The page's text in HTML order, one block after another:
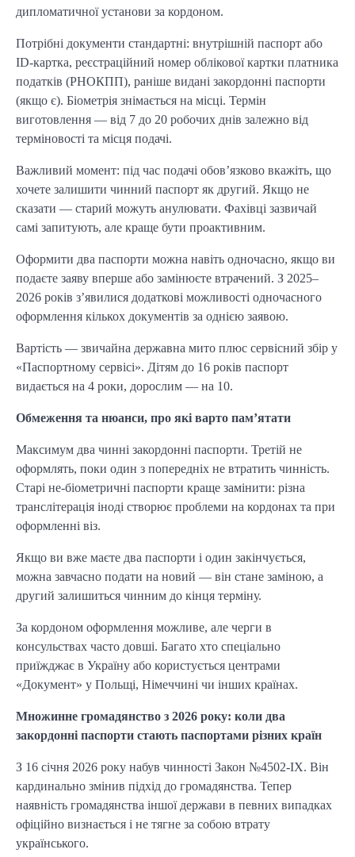
дипломатичної установи за кордоном.
Потрібні документи стандартні: внутрішній паспорт або
ID-картка, реєстраційний номер облікової картки платника
податків (РНОКПП), раніше видані закордонні паспорти
(якщо є). Біометрія знімається на місці. Термін
виготовлення — від 7 до 20 робочих днів залежно від
терміновості та місця подачі.
Важливий момент: під час подачі обов’язково вкажіть, що
хочете залишити чинний паспорт як другий. Якщо не
сказати — старий можуть анулювати. Фахівці зазвичай
самі запитують, але краще бути проактивним.
Оформити два паспорти можна навіть одночасно, якщо ви
подаєте заяву вперше або замінюєте втрачений. З 2025–
2026 років з’явилися додаткові можливості одночасного
оформлення кількох документів за однією заявою.
Вартість — звичайна державна мито плюс сервісний збір у
«Паспортному сервісі». Дітям до 16 років паспорт
видається на 4 роки, дорослим — на 10.
Обмеження та нюанси, про які варто пам’ятати
Максимум два чинні закордонні паспорти. Третій не
оформлять, поки один з попередніх не втратить чинність.
Старі не-біометричні паспорти краще замінити: різна
транслітерація іноді створює проблеми на кордонах та при
оформленні віз.
Якщо ви вже маєте два паспорти і один закінчується,
можна завчасно подати на новий — він стане заміною, а
другий залишиться чинним до кінця терміну.
За кордоном оформлення можливе, але черги в
консульствах часто довші. Багато хто спеціально
приїжджає в Україну або користується центрами
«Документ» у Польщі, Німеччині чи інших країнах.
Множинне громадянство з 2026 року: коли два
закордонні паспорти стають паспортами різних країн
З 16 січня 2026 року набув чинності Закон №4502-IX. Він
кардинально змінив підхід до громадянства. Тепер
наявність громадянства іншої держави в певних випадках
офіційно визнається і не тягне за собою втрату
українського.